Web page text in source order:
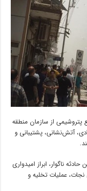
از سازمان منطقه
آتش‌نشانی، پشتیبانی و
ناگوار، ابراز امیدواری
عملیات تخلیه و